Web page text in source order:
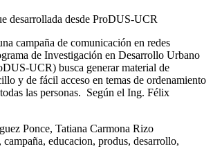
desarrollada desde ProDUS-UCR
campaña de comunicación en redes
de Investigación en Desarrollo Urbano
UCR) busca generar material de
y de fácil acceso en temas de ordenamiento
las personas. Según el Ing. Félix
Ponce, Tatiana Carmona Rizo
campaña, educacion, produs, desarrollo,